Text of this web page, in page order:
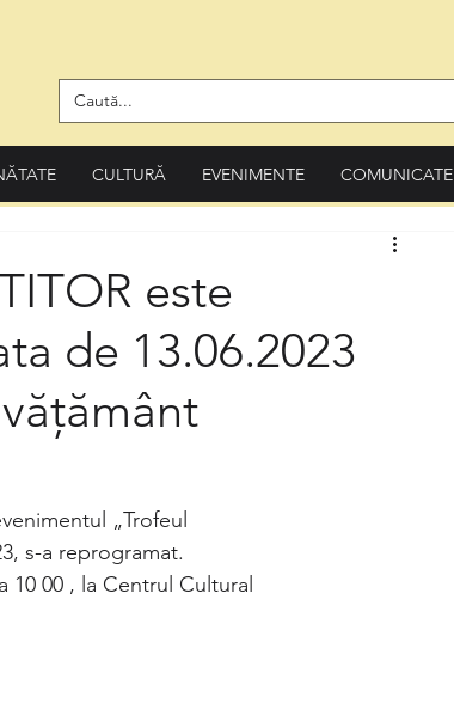
CULTURĂ EVENIMENTE COMUNICATE
este
de 13.06.2023
„Trofeul
s-a reprogramat.
10 00 , la Centrul Cultural